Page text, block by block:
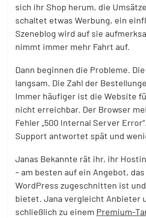
sich ihr Shop herum, die
schaltet etwas Werbung, ein
Szeneblog wird auf sie
nimmt immer mehr Fahrt auf.
Dann beginnen die Probleme.
langsam. Die Zahl der
Immer häufiger ist die Website
nicht erreichbar. Der Browser
Fehler „500 Internal Server
Support antwortet spät und
Janas Bekannte rät ihr, ihr
– am besten auf ein Angebot,
WordPress zugeschnitten ist
bietet. Jana vergleicht Anbieter
schließlich zu einem Premium-